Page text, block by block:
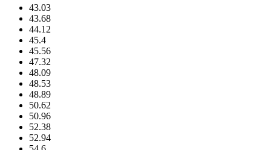
43.03
43.68
44.12
45.4
45.56
47.32
48.09
48.53
48.89
50.62
50.96
52.38
52.94